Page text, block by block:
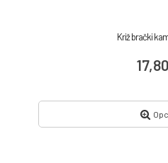
Križ brački